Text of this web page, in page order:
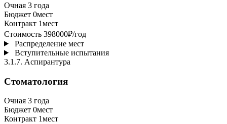
Очная 3 года
Бюджет 0мест
Контракт 1мест
Стоимость 398000₽/год
Распределение мест
Вступительные испытания
3.1.7. Аспирантура
Стоматология
Очная 3 года
Бюджет 0мест
Контракт 1мест